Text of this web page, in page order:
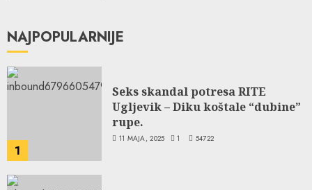
NAJPOPULARNIJE
1
Seks skandal potresa RITE
Ugljevik – Diku koštale “dubine”
rupe.
11 MAJA, 2025 1 54722